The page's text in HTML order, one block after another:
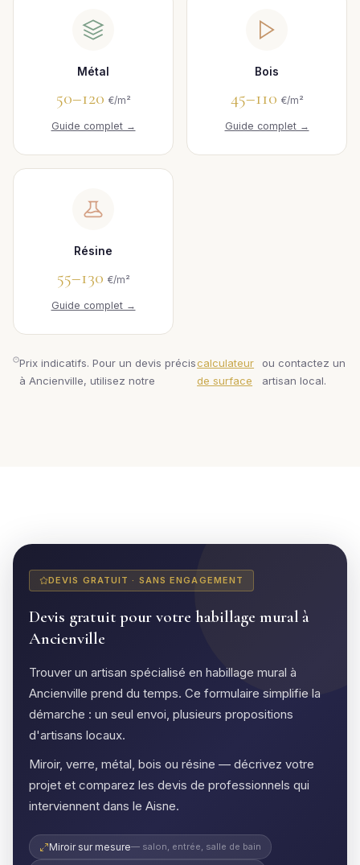
Métal
50–120 €/m²
Guide complet →
Bois
45–110 €/m²
Guide complet →
Résine
55–130 €/m²
Guide complet →
Prix indicatifs. Pour un devis précis
à Ancienville, utilisez notre
calculateur
de surface
ou contactez un
artisan local.
DEVIS GRATUIT · SANS ENGAGEMENT
Devis gratuit pour votre habillage mural à
Ancienville
Trouver un artisan spécialisé en habillage mural à
Ancienville prend du temps. Ce formulaire simplifie la
démarche : un seul envoi, plusieurs propositions
d'artisans locaux.
Miroir, verre, métal, bois ou résine — décrivez votre
projet et comparez les devis de professionnels qui
interviennent dans le Aisne.
Miroir sur mesure— salon, entrée, salle de bain